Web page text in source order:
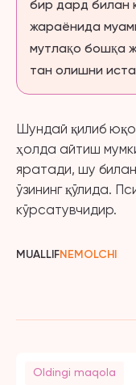
бир дард билан
жараёнида
мутлақо бошқа
тан олишни
Шундай қилиб
ҳолда айтиш
яратади, шу
ўзининг қўлида.
кўрсатувчидир.
MUALLIFNEMOLCHI
Oldingi maqola